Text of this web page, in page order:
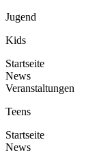
Jugend
Kids
Startseite
News
Veranstaltungen
Teens
Startseite
News